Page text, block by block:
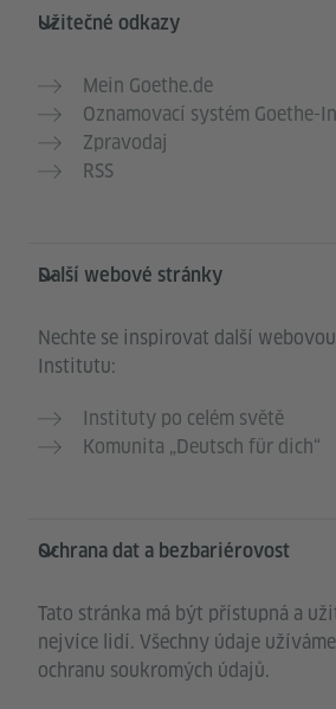
Užitečné odkazy
Mein Goethe.de
Oznamovací systém Goethe-
Zpravodaj
RSS
Další webové stránky
Nechte se inspirovat další
Institutu:
Instituty po celém světě
Komunita „Deutsch für dich“
Ochrana dat a bezbariérovost
Tato stránka má být přístupná a
nejvíce lidí. Všechny údaje
ochranu soukromých údajů.